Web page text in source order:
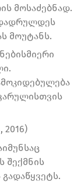
მოსაძებნად.
მოუტანს.
2016)
შექმნის